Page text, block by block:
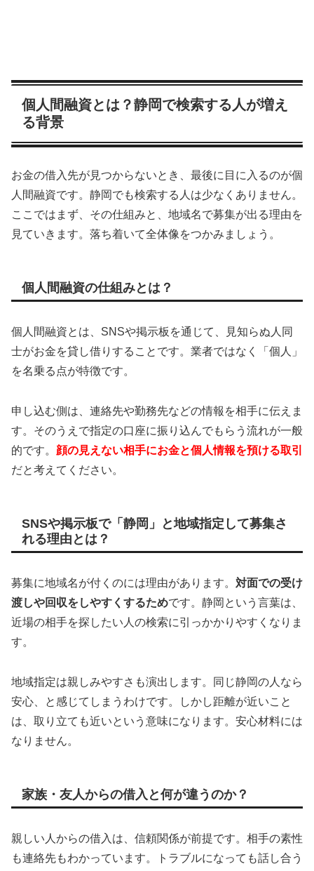
個人間融資とは？静岡で検索する人が増え
る背景
お金の借入先が見つからないとき、最後に目に入るのが個
人間融資です。静岡でも検索する人は少なくありません。
ここではまず、その仕組みと、地域名で募集が出る理由を
見ていきます。落ち着いて全体像をつかみましょう。
個人間融資の仕組みとは？
個人間融資とは、SNSや掲示板を通じて、見知らぬ人同
士がお金を貸し借りすることです。業者ではなく「個人」
を名乗る点が特徴です。
申し込む側は、連絡先や勤務先などの情報を相手に伝えま
す。そのうえで指定の口座に振り込んでもらう流れが一般
的です。 顔の見えない相手にお金と個人情報を預ける取引
だと考えてください。
SNSや掲示板で「静岡」と地域指定して募集さ
れる理由とは？
募集に地域名が付くのには理由があります。 対面での受け
渡しや回収をしやすくするためです。静岡という言葉は、
近場の相手を探したい人の検索に引っかかりやすくなりま
す。
地域指定は親しみやすさも演出します。同じ静岡の人なら
安心、と感じてしまうわけです。しかし距離が近いこと
は、取り立ても近いという意味になります。安心材料には
なりません。
家族・友人からの借入と何が違うのか？
親しい人からの借入は、信頼関係が前提です。相手の素性
も連絡先もわかっています。トラブルになっても話し合う